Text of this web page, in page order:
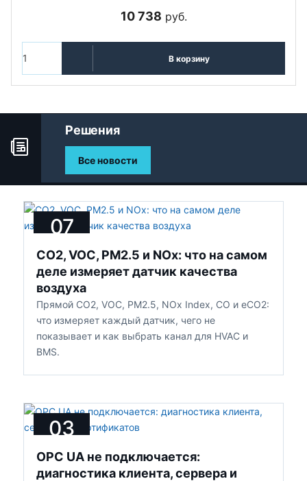
10 738 руб.
В корзину
Решения
Все новости
07
2026
CO2, VOC, PM2.5 и NOx: что на самом
деле измеряет датчик качества
воздуха
Прямой CO2, VOC, PM2.5, NOx Index, CO и eCO2:
что измеряет каждый датчик, чего не
показывает и как выбрать канал для HVAC и
BMS.
03
2026
OPC UA не подключается:
диагностика клиента, сервера и